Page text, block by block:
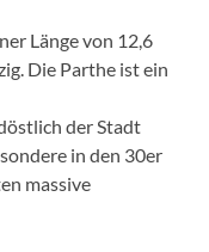
Länge von 12,6
Die Parthe ist ein
der Stadt
in den 30er
massive